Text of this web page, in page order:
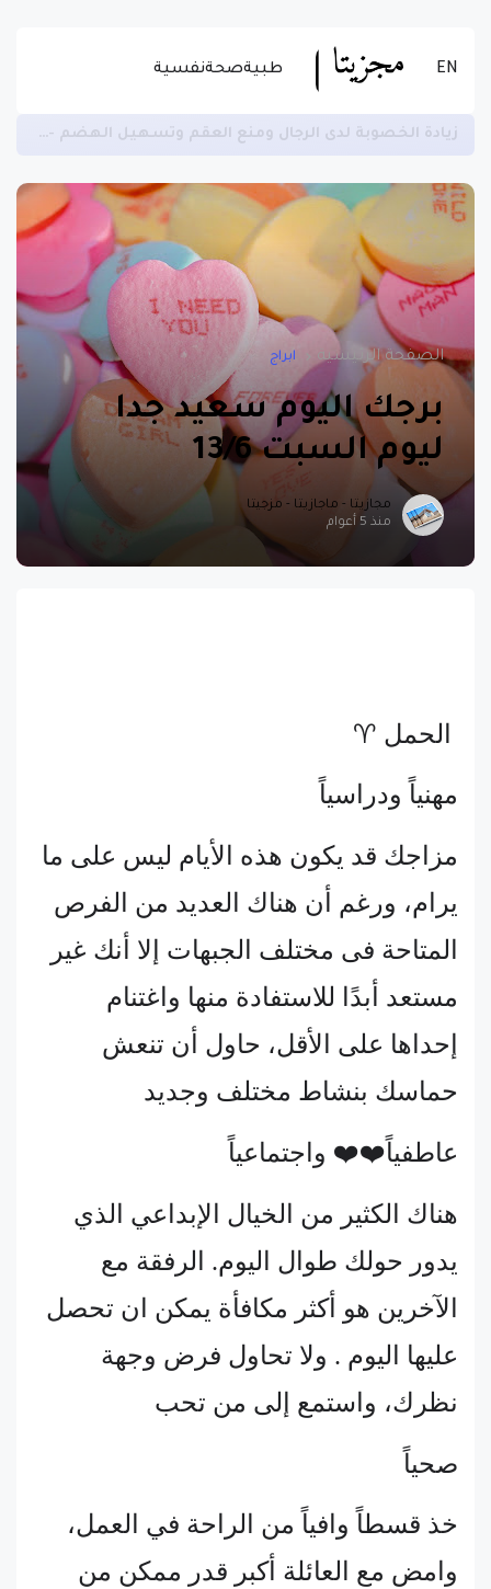
EN طبيةصحةنفسية
الصفحة الرئيسية ابراج
برجك اليوم سعيد جدا
ليوم السبت 13/6
مجازيتا - ماجازيتا - مزجيتا
منذ 5 أعوام
الحمل ♈
مهنياً ودراسياً
مزاجك قد يكون هذه الأيام ليس على ما
يرام، ورغم أن هناك العديد من الفرص
المتاحة فى مختلف الجبهات إلا أنك غير
مستعد أبدًا للاستفادة منها واغتنام
إحداها على الأقل، حاول أن تنعش
حماسك بنشاط مختلف وجديد
عاطفياً❤️❤️ واجتماعياً
هناك الكثير من الخيال الإبداعي الذي
يدور حولك طوال اليوم. الرفقة مع
الآخرين هو أكثر مكافأة يمكن ان تحصل
عليها اليوم . ولا تحاول فرض وجهة
نظرك، واستمع إلى من تحب
صحياً
خذ قسطاً وافياً من الراحة في العمل،
وامض مع العائلة أكبر قدر ممكن من